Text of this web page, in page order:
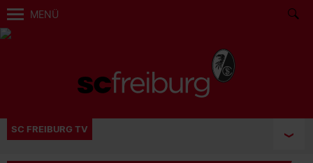
MENÜ
SC FREIBURG TV